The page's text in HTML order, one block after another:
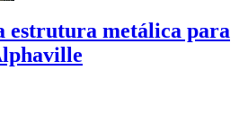
estrutura metálica para